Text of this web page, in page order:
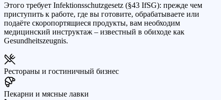
Этого требует Infektionsschutzgesetz (§43 IfSG): прежде чем
приступить к работе, где вы готовите, обрабатываете или
подаёте скоропортящиеся продукты, вам необходим
медицинский инструктаж – известный в обиходе как
Gesundheitszeugnis.
Рестораны и гостиничный бизнес
Пекарни и мясные лавки